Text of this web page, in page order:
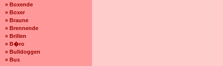
» Boxende
» Boxer
» Braune
» Brennende
» Brillen
» B�ro
» Bulldoggen
» Bus